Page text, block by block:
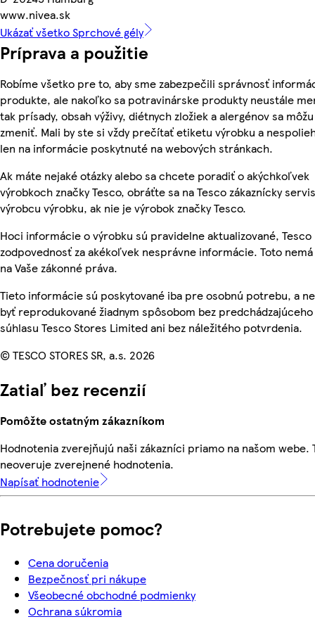
www.nivea.sk
Ukázať všetko Sprchové gély
Príprava a použitie
Robíme všetko pre to, aby sme zabezpečili správnosť
produkte, ale nakoľko sa potravinárske produkty neustále
tak prísady, obsah výživy, diétnych zložiek a alergénov sa môžu
zmeniť. Mali by ste si vždy prečítať etiketu výrobku a
len na informácie poskytnuté na webových stránkach.
Ak máte nejaké otázky alebo sa chcete poradiť o akýchkoľvek
výrobkoch značky Tesco, obráťte sa na Tesco zákaznícky
výrobcu výrobku, ak nie je výrobok značky Tesco.
Hoci informácie o výrobku sú pravidelne aktualizované, Tesco
zodpovednosť za akékoľvek nesprávne informácie. Toto
na Vaše zákonné práva.
Tieto informácie sú poskytované iba pre osobnú potrebu, a
byť reprodukované žiadnym spôsobom bez predchádzajúceho
súhlasu Tesco Stores Limited ani bez náležitého potvrdenia.
© TESCO STORES SR, a.s. 2026
Zatiaľ bez recenzií
Pomôžte ostatným zákazníkom
Hodnotenia zverejňujú naši zákazníci priamo na našom webe.
neoveruje zverejnené hodnotenia.
Napísať hodnotenie
Potrebujete pomoc?
Cena doručenia
Bezpečnosť pri nákupe
Všeobecné obchodné podmienky
Ochrana súkromia